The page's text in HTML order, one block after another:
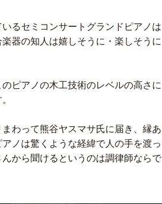
るセミコンサートグランドピアノは
器の知人は嬉しそうに・楽しそうに
ピアノの木工技術のレベルの高さに
わって熊谷ヤスマサ氏に届き、縁あ
ノは驚くような経緯で人の手を渡っ
から聞けるというのは調律師ならで